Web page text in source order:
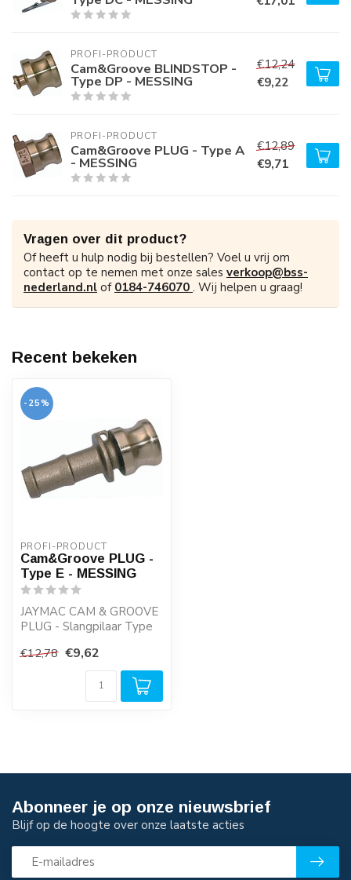
PROFI-PRODUCT
Cam&Groove BLINDSTOP -
Type DP - MESSING
€12,24
€9,22
PROFI-PRODUCT
Cam&Groove PLUG - Type A
- MESSING
€12,89
€9,71
Vragen over dit product?
Of heeft u hulp nodig bij bestellen? Voel u vrij om
contact op te nemen met onze sales verkoop@bss-
nederland.nl of 0184-746070 . Wij helpen u graag!
Recent bekeken
-25%
PROFI-PRODUCT
Cam&Groove PLUG -
Type E - MESSING
JAYMAC CAM & GROOVE
PLUG - Slangpilaar Type
pluggen, gegarande...
€12,78 €9,62
Abonneer je op onze nieuwsbrief
Blijf op de hoogte over onze laatste acties